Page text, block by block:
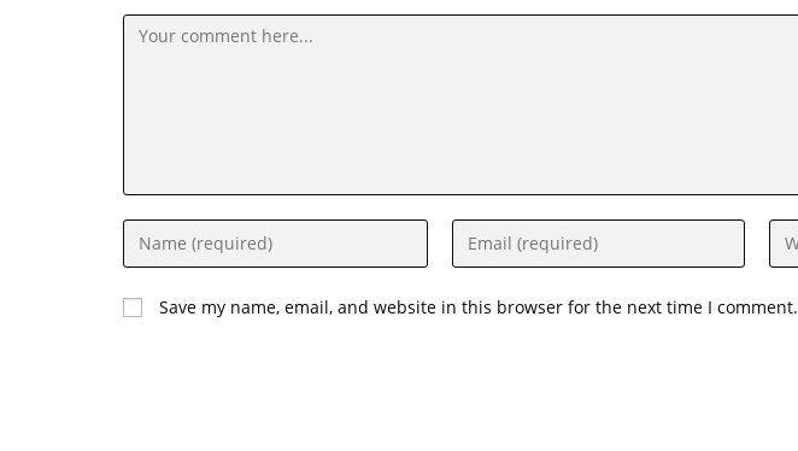
Save my name, email, and website in this browser for the next time I comment.